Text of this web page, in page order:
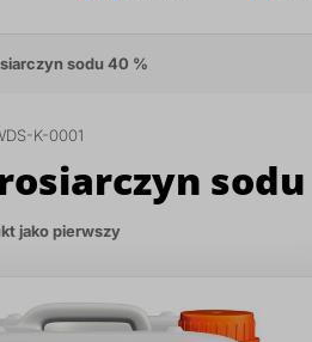
sodu 40 %
sodu
K-0001
jako pierwszy